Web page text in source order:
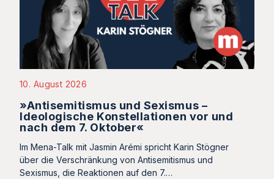
10. August 2026
»Antisemitismus und Sexismus –
Ideologische Konstellationen vor und
nach dem 7. Oktober«
Im Mena-Talk mit Jasmin Arémi spricht Karin Stögner
über die Verschränkung von Antisemitismus und
Sexismus, die Reaktionen auf den 7.…